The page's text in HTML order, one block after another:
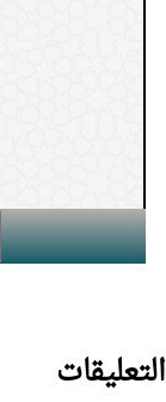
1. إخراج
التعليقات